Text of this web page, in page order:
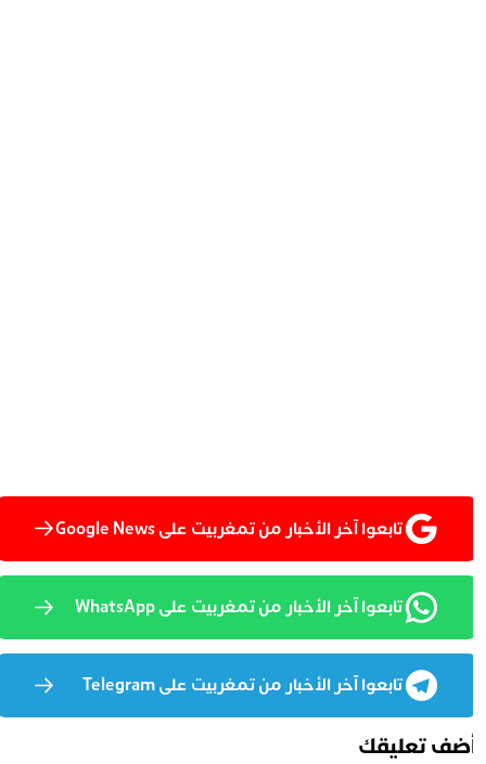
تابعوا آخر الأخبار من تمغربيت على Google News
تابعوا آخر الأخبار من تمغربيت على WhatsApp
تابعوا آخر الأخبار من تمغربيت على Telegram
تعليقك